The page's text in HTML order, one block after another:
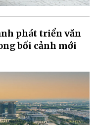
phát triển văn
bối cảnh mới